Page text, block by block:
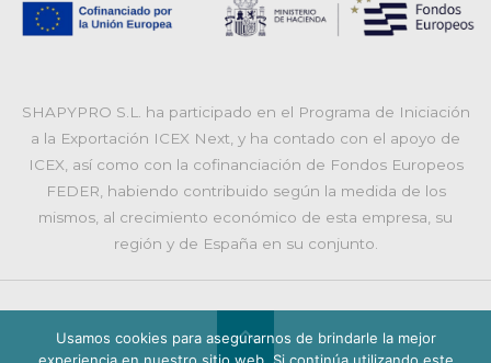
SHAPYPRO S.L. ha participado en el Programa de Iniciación
a la Exportación ICEX Next, y ha contado con el apoyo de
ICEX, así como con la cofinanciación de Fondos Europeos
FEDER, habiendo contribuido según la medida de los
mismos, al crecimiento económico de esta empresa, su
región y de España en su conjunto.
Usamos cookies para asegurarnos de brindarle la mejor